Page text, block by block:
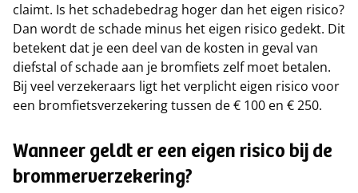
claimt. Is het schadebedrag hoger dan het eigen risico?
Dan wordt de schade minus het eigen risico gedekt. Dit
betekent dat je een deel van de kosten in geval van
diefstal of schade aan je bromfiets zelf moet betalen.
Bij veel verzekeraars ligt het verplicht eigen risico voor
een bromfietsverzekering tussen de € 100 en € 250.
Wanneer geldt er een eigen risico bij de
brommerverzekering?